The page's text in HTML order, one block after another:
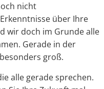
nicht
über Ihre
wir doch im Grunde alle
Gerade in der
groß.
alle gerade sprechen.